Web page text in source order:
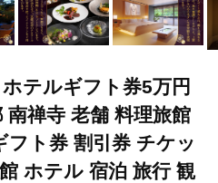
ホテルギフト券5万円
禅寺 老舗 料理旅館
フト券 割引券 チケッ
ホテル 宿泊 旅行 観